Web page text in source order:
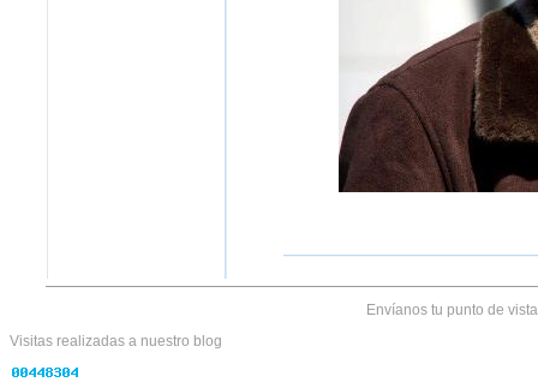
Envíanos tu punto de
Visitas realizadas a nuestro blog